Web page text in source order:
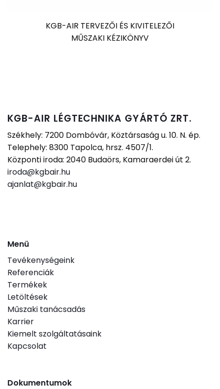
KGB-AIR TERVEZŐI ÉS KIVITELEZŐI
MŰSZAKI KÉZIKÖNYV
KGB-AIR LÉGTECHNIKA GYÁRTÓ ZRT.
Székhely: 7200 Dombóvár, Köztársaság u. 10. N. ép.
Telephely: 8300 Tapolca, hrsz. 4507/1.
Központi iroda: 2040 Budaörs, Kamaraerdei út 2.
iroda@kgbair.hu
ajanlat@kgbair.hu
Menü
Tevékenységeink
Referenciák
Termékek
Letöltések
Műszaki tanácsadás
Karrier
Kiemelt szolgáltatásaink
Kapcsolat
Dokumentumok